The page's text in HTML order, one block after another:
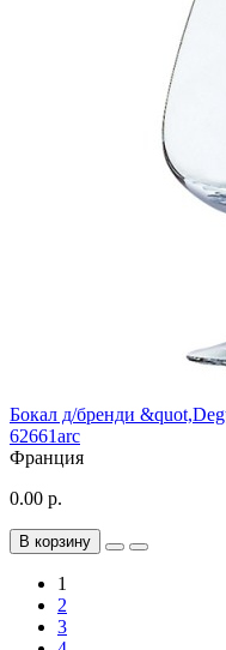
Бокал д/бренди
62661arc
Франция
0.00 р.
В корзину
1
2
3